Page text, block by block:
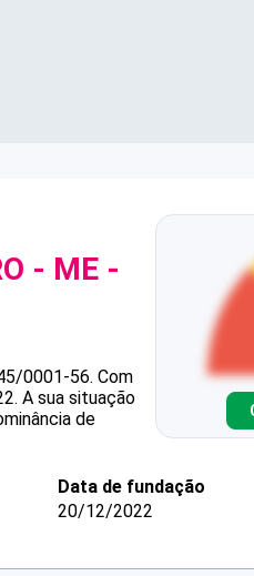
- ME -
0001-56. Com
A sua situação
de
Data de fundação
20/12/2022